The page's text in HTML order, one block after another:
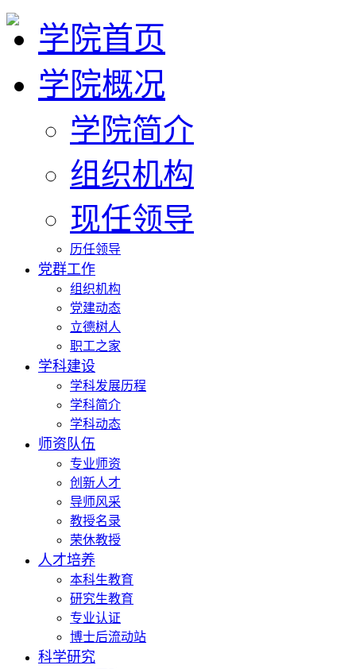
学院首页
学院概况
学院简介
组织机构
现任领导
历任领导
党群工作
组织机构
党建动态
立德树人
职工之家
学科建设
学科发展历程
学科简介
学科动态
师资队伍
专业师资
创新人才
导师风采
教授名录
荣休教授
人才培养
本科生教育
研究生教育
专业认证
博士后流动站
科学研究